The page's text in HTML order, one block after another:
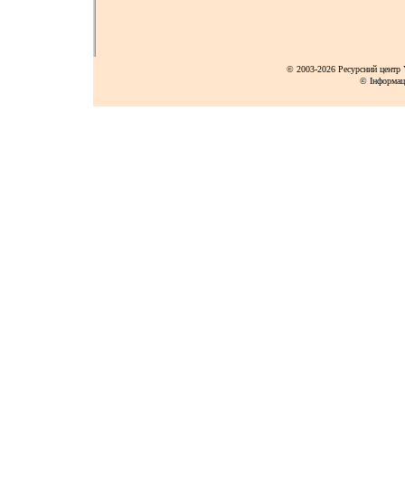
© 2003-2026 Ресурсний
©